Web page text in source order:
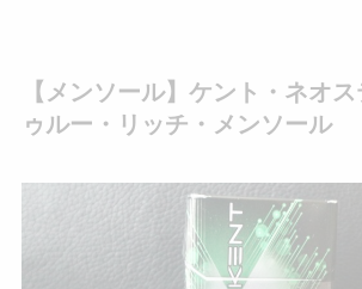
【メンソール】ケント・ネオ
ゥルー・リッチ・メンソール